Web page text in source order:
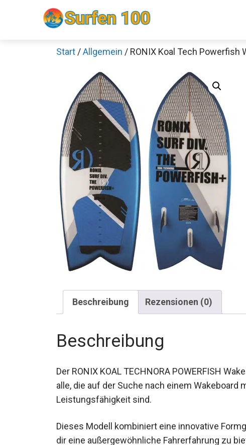
Start /Allgemein / RONIX Koal Tech Powerfish
Beschreibung Rezensionen (0)
Beschreibung
Der RONIX KOAL TECHNORA POWERFISH
alle, die auf der Suche nach einem Wakeboard
Leistungsfähigkeit sind.
Dieses Modell kombiniert eine innovative
dir eine außergewöhnliche Fahrerfahrung zu